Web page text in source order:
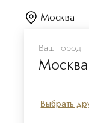
Ваш город
Москва
Выбрать
Москва